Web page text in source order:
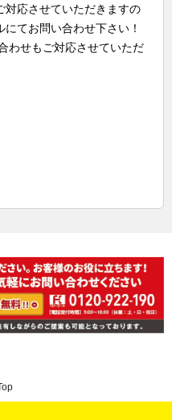
対応させていただきますの
てお問い合わせ下さい！
わせもご対応させていただ